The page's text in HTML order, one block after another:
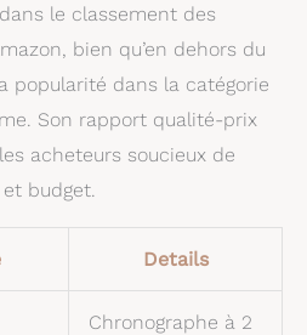
le classement des
bien qu’en dehors du
popularité dans la catégorie
Son rapport qualité-prix
acheteurs soucieux de
budget.
Details
Chronographe à 2